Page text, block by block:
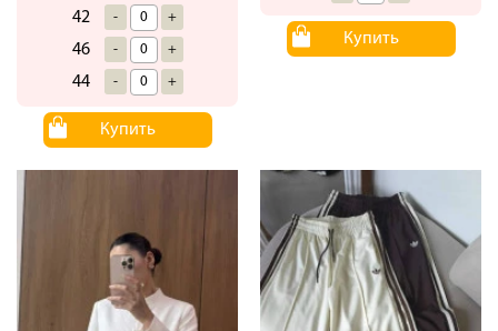
42 - +
46 - +
44 - +
Купить
Купить